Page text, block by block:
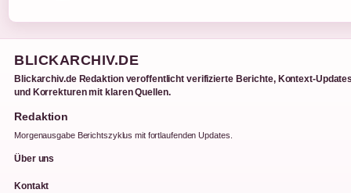
BLICKARCHIV.DE
Blickarchiv.de Redaktion veroffentlicht verifizierte Berichte, Kontext-
und Korrekturen mit klaren Quellen.
Redaktion
Morgenausgabe Berichtszyklus mit fortlaufenden Updates.
Über uns
Kontakt